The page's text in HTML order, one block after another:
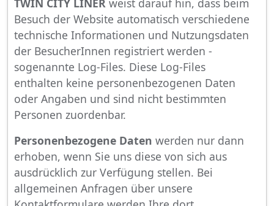
TWIN CITY LINER weist darauf hin, dass beim
Besuch der Website automatisch verschiedene
technische Informationen und Nutzungsdaten
der BesucherInnen registriert werden -
sogenannte Log-Files. Diese Log-Files
enthalten keine personenbezogenen Daten
oder Angaben und sind nicht bestimmten
Personen zuordenbar.
Personenbezogene Daten werden nur dann
erhoben, wenn Sie uns diese von sich aus
ausdrücklich zur Verfügung stellen. Bei
allgemeinen Anfragen über unsere